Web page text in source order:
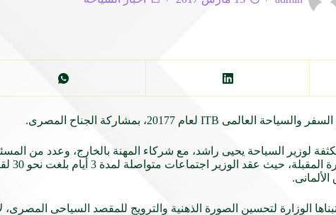
والسياحة العالمى ITB لعام 20177، بمشاركة الجناح المصرى.
لوزير السياحة يحيى راشد، مع شركاء المهنة بالخارج، وعدد من
الوزارة لتحسين الصورة الذهنية والترويج للمقصد السياحى المصرى،